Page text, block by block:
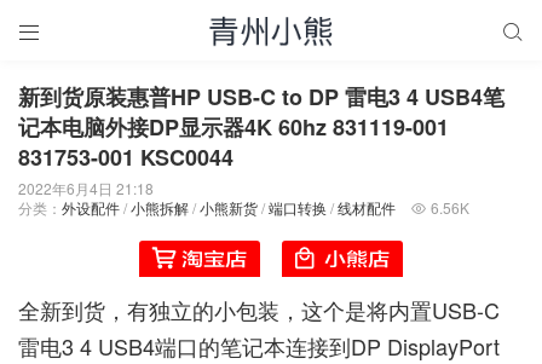
 
新到货原装惠普HP USB-C to DP 雷电3 4 USB4笔
记本电脑外接DP显示器4K 60hz 831119-001
831753-001 KSC0044
2022年6月4日 21:18
分类： 外设配件/小熊拆解/小熊新货/端口转换 /线材配件  6.56K
全新到货，有独立的小包装，这个是将内置USB-C
雷电3 4 USB4端口的笔记本连接到DP DisplayPort